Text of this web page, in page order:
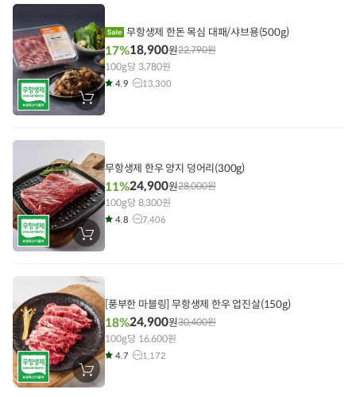
에
기
장
바
에
담
기
무항생제 한돈 목심 대패/샤브용(500g)
17%18,900원22,790원
100g당 3,780원
4.9 13,300
장
바
에
담
기
무항생제 한우 양지 덩어리(300g)
11%24,900원28,000원
100g당 8,300원
4.8 7,406
장
바
[풍부한 마블링] 무항생제 한우 업진살(150g)
18%24,900원30,400원
100g당 16,600원
4.7 1,172